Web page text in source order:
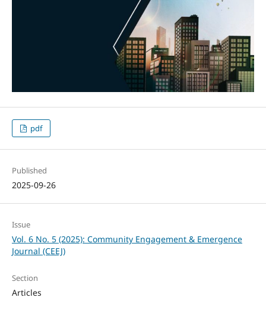
pdf
Published
2025-09-26
Issue
Vol. 6 No. 5 (2025): Community Engagement & Emergence
Journal (CEEJ)
Section
Articles